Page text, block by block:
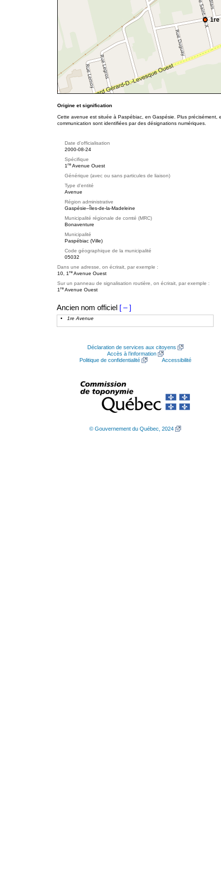
1re
Origine et signification
Cette avenue est située à Paspébiac, en Gaspésie. Plus précisément,
communication sont identifiées par des désignations numériques.
Date d'officialisation
2000-08-24
Spécifique
1 re Avenue Ouest
Générique (avec ou sans particules de liaison)
Type d'entité
Avenue
Région administrative
Gaspésie–Îles-de-la-Madeleine
Municipalité régionale de comté (MRC)
Bonaventure
Municipalité
Paspébiac (Ville)
Code géographique de la municipalité
05032
Dans une adresse, on écrirait, par exemple :
10, 1 re Avenue Ouest
Sur un panneau de signalisation routière, on écrirait, par exemple :
1 re Avenue Ouest
Ancien nom officiel [ – ]
1re Avenue
Déclaration de services aux citoyens
Accès à l’information
Politique de confidentialité
Accessibilité
© Gouvernement du Québec, 2024